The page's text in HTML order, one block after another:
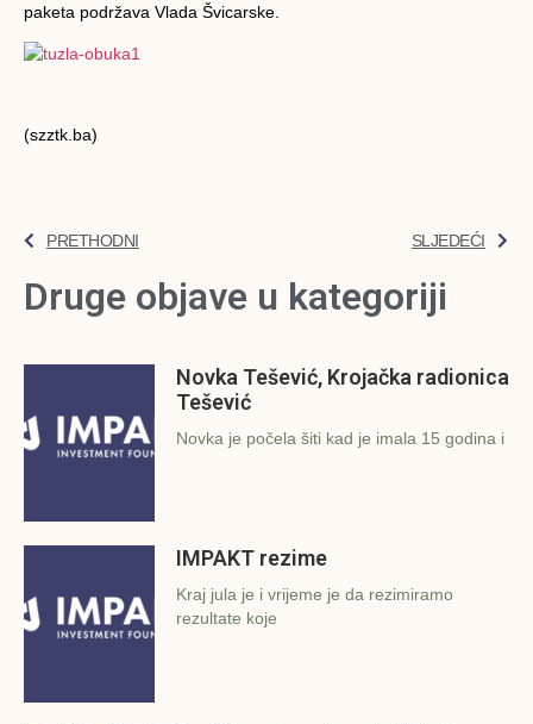
paketa podržava Vlada Švicarske.
(szztk.ba)
PRETHODNI SLJEDEĆI
Druge objave u kategoriji
Novka Tešević, Krojačka radionica
Tešević
Novka je počela šiti kad je imala 15 godina i
IMPAKT rezime
Kraj jula je i vrijeme je da rezimiramo
rezultate koje